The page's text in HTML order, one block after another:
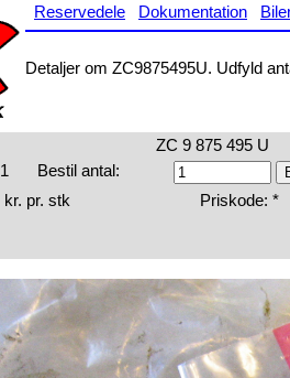
Reservedele Dokumentation
Detaljer om ZC9875495U. Udfyld
ZC 9 875 495 U
1
Bestil antal:
kr. pr. stk Priskode: *